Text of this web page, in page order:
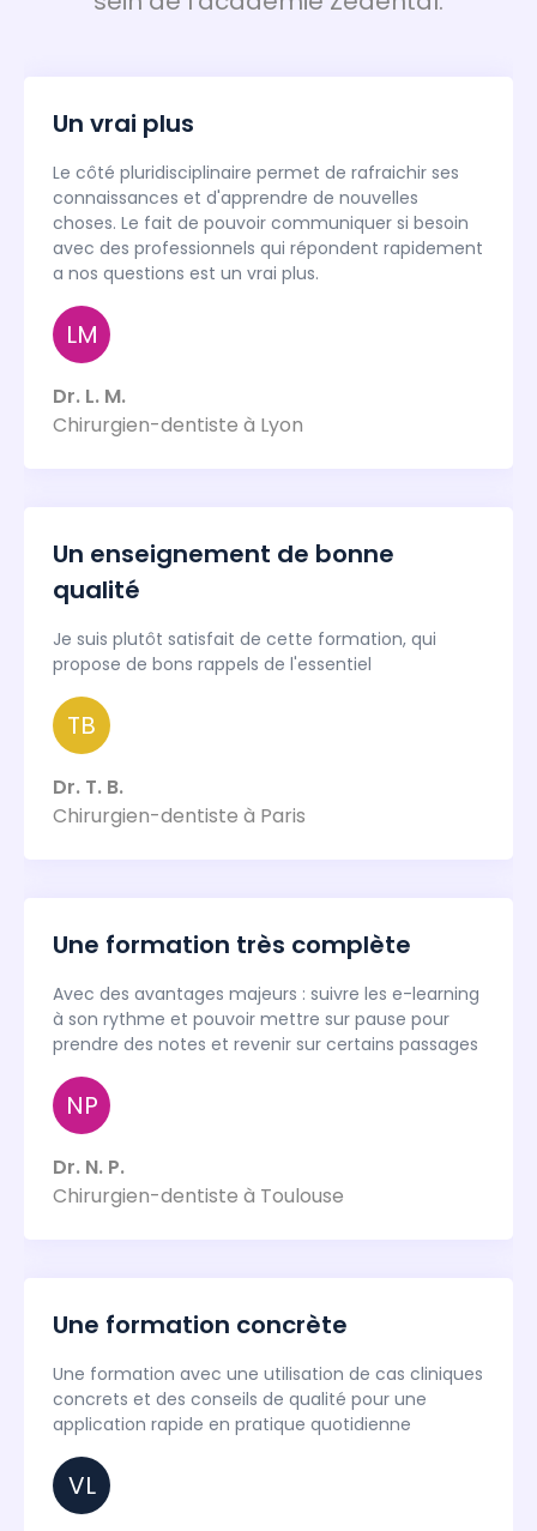
Un vrai plus
Le côté pluridisciplinaire permet de rafraichir ses
connaissances et d'apprendre de nouvelles
choses. Le fait de pouvoir communiquer si besoin
avec des professionnels qui répondent rapidement
a nos questions est un vrai plus.
LM
Dr. L. M.
Chirurgien-dentiste à Lyon
Un enseignement de bonne
qualité
Je suis plutôt satisfait de cette formation, qui
propose de bons rappels de l'essentiel
TB
Dr. T. B.
Chirurgien-dentiste à Paris
Une formation très complète
Avec des avantages majeurs : suivre les e-learning
à son rythme et pouvoir mettre sur pause pour
prendre des notes et revenir sur certains passages
NP
Dr. N. P.
Chirurgien-dentiste à Toulouse
Une formation concrète
Une formation avec une utilisation de cas cliniques
concrets et des conseils de qualité pour une
application rapide en pratique quotidienne
VL